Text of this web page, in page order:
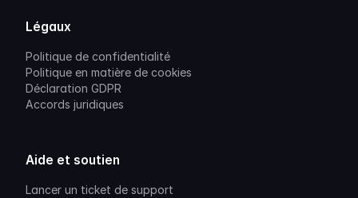
Légaux
Politique de confidentialité
Politique en matière de cookies
Déclaration GDPR
Accords juridiques
Aide et soutien
Lancer un ticket de support